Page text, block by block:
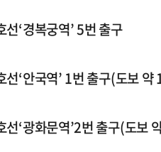
선‘경복궁역’ 5번 출구
선‘안국역’ 1번 출구(도보 약
선‘광화문역’2번 출구(도보